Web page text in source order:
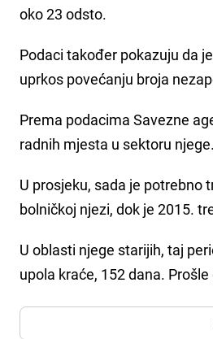
oko 23 odsto.
Podaci također pokazuju da
uprkos povećanju broja
Prema podacima Savezne
radnih mjesta u sektoru njege.
U prosjeku, sada je potrebno
bolničkoj njezi, dok je 2015.
U oblasti njege starijih, taj
upola kraće, 152 dana.